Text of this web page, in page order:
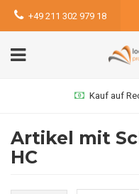
+49 211 302 979 18
Kauf auf
Artikel mit
HC